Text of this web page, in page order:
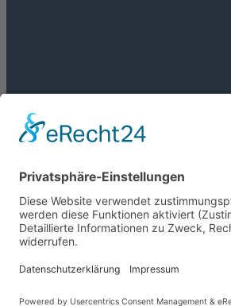
Copyright © 2018 HGV Emstek e.V. All Rights